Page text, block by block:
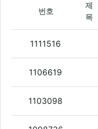
번호
제
목
1111516
1106619
1103098